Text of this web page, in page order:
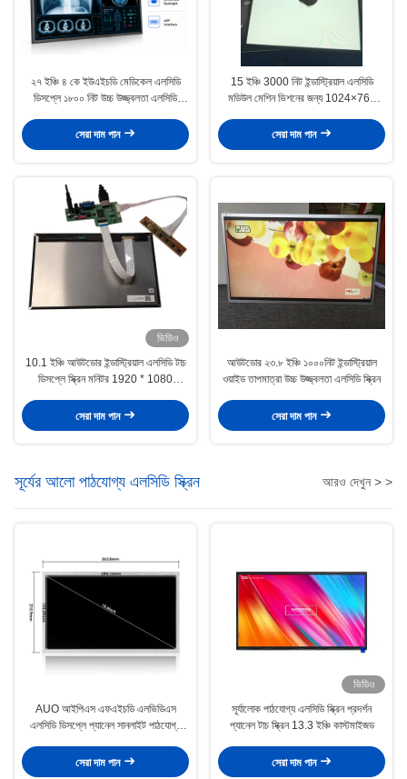
২৭ ইঞ্চি ৪ কে ইউএইচডি মেডিকেল এলসিডি
ডিসপ্লে ১৮০০ নিট উচ্চ উজ্জ্বলতা এলসিডি
সেরা দাম পান
15 ইঞ্চি 3000 নিট ইন্ডাস্ট্রিয়াল এলসিডি
মডিউল মেশিন ভিশনের জন্য 1024×768
সেরা দাম পান
ভিডিও
10.1 ইঞ্চি আউটডোর ইন্ডাস্ট্রিয়াল এলসিডি টাচ
ডিসপ্লে স্ক্রিন মনিটর 1920 * 1080
সেরা দাম পান
আউটডোর ২৩.৮ ইঞ্চি ১০০০নিট ইন্ডাস্ট্রিয়াল
ওয়াইড তাপমাত্রা উচ্চ উজ্জ্বলতা এলসিডি স্ক্রিন
সেরা দাম পান
সূর্যের আলো পাঠযোগ্য এলসিডি স্ক্রিন আরও দেখুন > >
AUO আইপিএস এফএইচডি এলভিডিএস
এলসিডি ডিসপ্লে প্যানেল সানলাইট পাঠযোগ্য
সেরা দাম পান
ভিডিও
সূর্যালোক পাঠযোগ্য এলসিডি স্ক্রিন প্রদর্শন
প্যানেল টাচ স্ক্রিন 13.3 ইঞ্চি কাস্টমাইজড
সেরা দাম পান